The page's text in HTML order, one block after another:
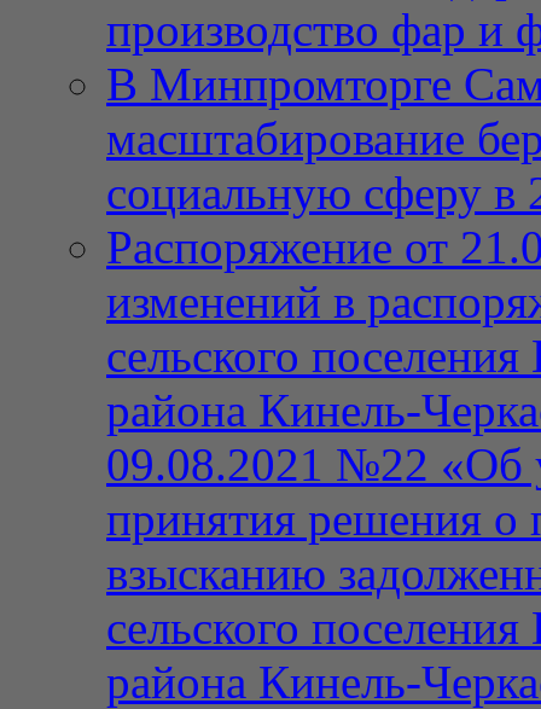
производство фар и
В Минпромторге
масштабирование
социальную сферу в
Распоряжение от
изменений в
сельского
района Кинель-
09.08.2021 №22 «Об
принятия решения о
взысканию
сельского
района Кинель-